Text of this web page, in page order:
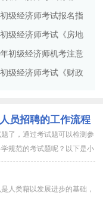
制
级经济师考试报名指
级经济师考试《房地
试题及答案
初级经济师机考注意
操作步骤
级经济师考试《财政
员招聘的工作流程
了，通过考试题可以检测参
规范的考试题呢？以下是小
员招聘的工作流...
人类藉以发展进步的基础，